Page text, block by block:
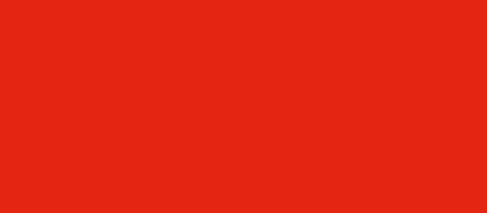
Zespół Badań Obszarów Trzecich Literatury
Instytutu Badań Literackich PAN oraz badacze